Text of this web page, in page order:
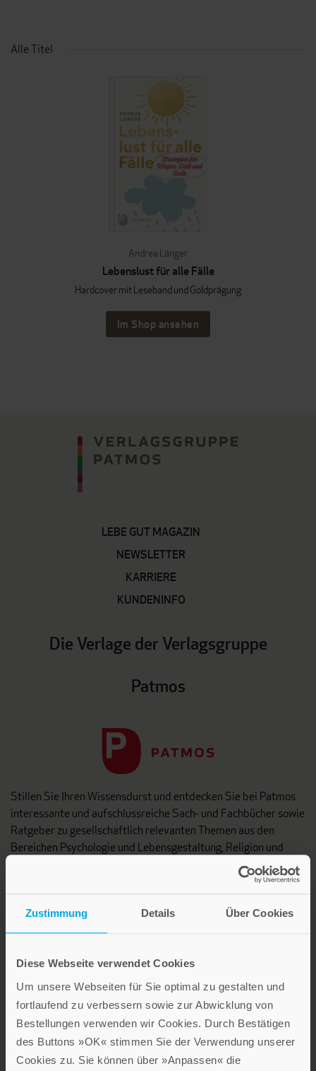
Zustimmung Details Über Cookies
Diese Webseite verwendet Cookies
Um unsere Webseiten für Sie optimal zu gestalten und
fortlaufend zu verbessern sowie zur Abwicklung von
Bestellungen verwenden wir Cookies. Durch Bestätigen
des Buttons »OK« stimmen Sie der Verwendung unserer
Cookies zu. Sie können über »Anpassen« die
Alle Titel
Andrea Länger
Lebenslust für alle Fälle
Hardcover mit Leseband und Goldprägung
Im Shop ansehen
LEBE GUT MAGAZIN
NEWSLETTER
KARRIERE
KUNDENINFO
Die Verlage der Verlagsgruppe
Patmos
Stillen Sie Ihren Wissensdurst und entdecken Sie bei Patmos
interessante und aufschlussreiche Sach- und Fachbücher sowie
Ratgeber zu gesellschaftlich relevanten Themen aus den
Bereichen Psychologie und Lebensgestaltung, Religion und
Patmos Verlag
Lebensfreude in farbenfroher Gestaltung: Persönliche
Geschenke mit wohltuenden Inspirationen. Irische
Segenswünsche und Geschenkbücher zum Thema älter